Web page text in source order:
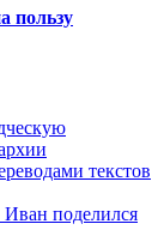
пользу
текстов
поделился